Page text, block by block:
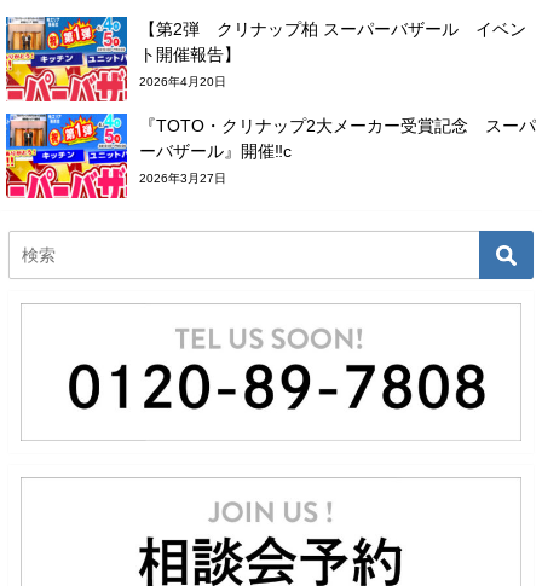
【第2弾 クリナップ柏 スーパーバザール イベン
ト開催報告】
2026年4月20日
『TOTO・クリナップ2大メーカー受賞記念 スーパ
ーバザール』開催‼c
2026年3月27日